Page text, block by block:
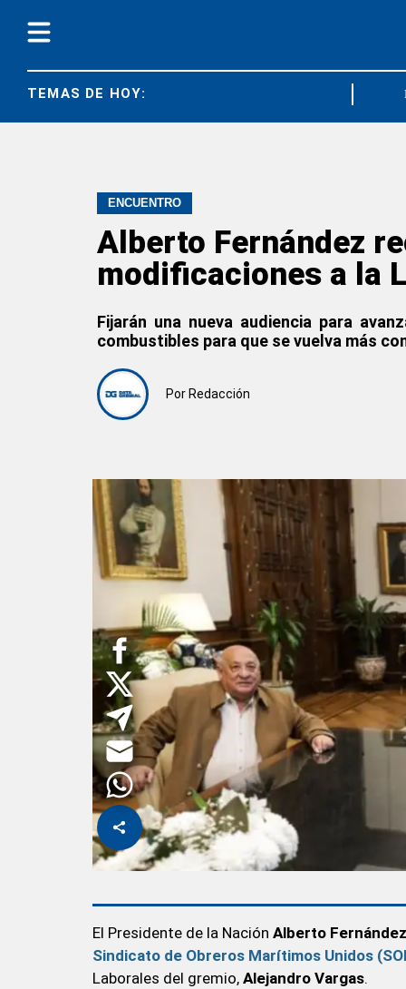
TEMAS DE HOY:
ENCUENTRO
Alberto Fernández
modificaciones a la
Fijarán una nueva audiencia para
combustibles para que se vuelva más
Por Redacción
El Presidente de la Nación Alberto Fernández
Sindicato de Obreros Marítimos Unidos
Laborales del gremio, Alejandro Vargas.